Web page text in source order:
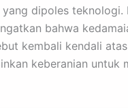
dipoles
bahwa
kembali kendali
keberanian